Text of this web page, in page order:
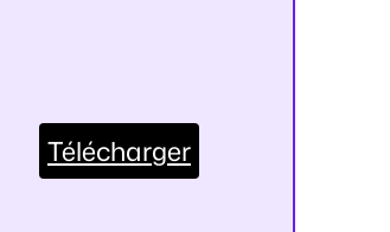
Télécharger